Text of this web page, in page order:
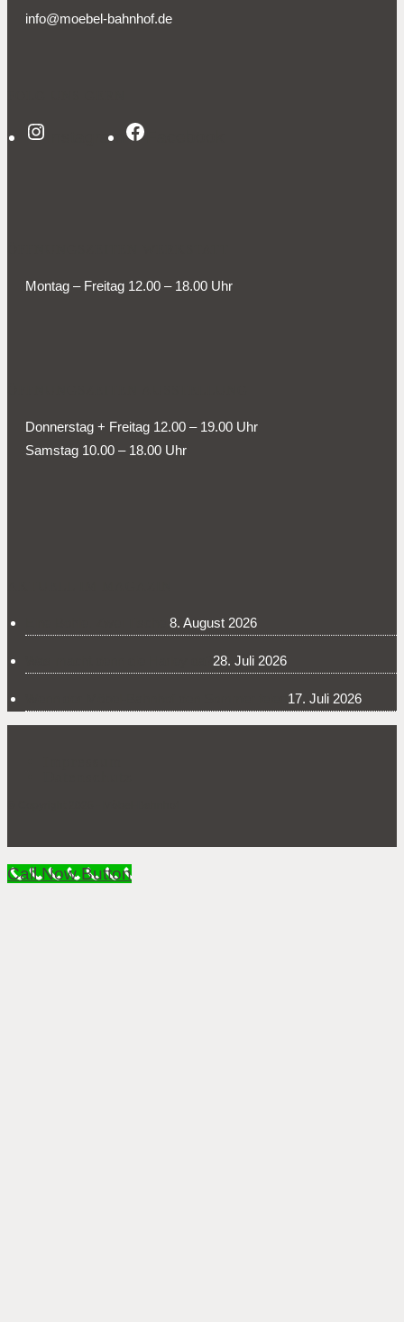
info@moebel-bahnhof.de
Instagram
Montag – Freitag 12.00 – 18.00 Uhr
Donnerstag + Freitag 12.00 – 19.00 Uhr
Samstag 10.00 – 18.00 Uhr
8. August 2026
28. Juli 2026
17. Juli 2026
Call Now Button